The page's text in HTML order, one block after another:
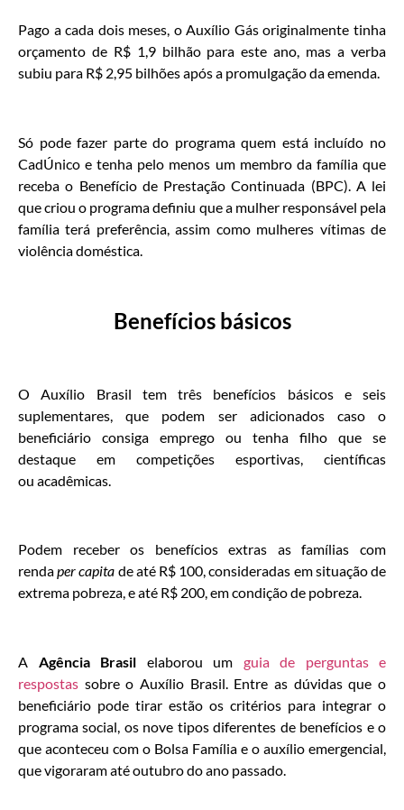
Pago a cada dois meses, o Auxílio Gás originalmente tinha
orçamento de R$ 1,9 bilhão para este ano, mas a verba
subiu para R$ 2,95 bilhões após a promulgação da emenda.
Só pode fazer parte do programa quem está incluído no
CadÚnico e tenha pelo menos um membro da família que
receba o Benefício de Prestação Continuada (BPC). A lei
que criou o programa definiu que a mulher responsável pela
família terá preferência, assim como mulheres vítimas de
violência doméstica.
Benefícios básicos
O Auxílio Brasil tem três benefícios básicos e seis
suplementares, que podem ser adicionados caso o
beneficiário consiga emprego ou tenha filho que se
destaque em competições esportivas, científicas
ou acadêmicas.
Podem receber os benefícios extras as famílias com
rendaper capita de até R$ 100, consideradas em situação de
extrema pobreza, e até R$ 200, em condição de pobreza.
A Agência Brasil elaborou um guia de perguntas e
respostas sobre o Auxílio Brasil. Entre as dúvidas que o
beneficiário pode tirar estão os critérios para integrar o
programa social, os nove tipos diferentes de benefícios e o
que aconteceu com o Bolsa Família e o auxílio emergencial,
que vigoraram até outubro do ano passado.